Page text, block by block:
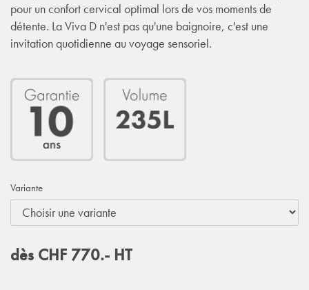
pour un confort cervical optimal lors de vos moments de
détente. La Viva D n'est pas qu'une baignoire, c'est une
invitation quotidienne au voyage sensoriel.
Variante
dès CHF 770.- HT